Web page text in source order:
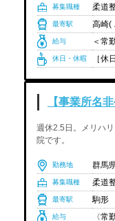
募集職種
最寄駅 高崎(
給与
休日・休暇
【事業所名
週休2.5日。メリハ
院です。
勤務地 群馬
募集職種
最寄駅 駒形
給与